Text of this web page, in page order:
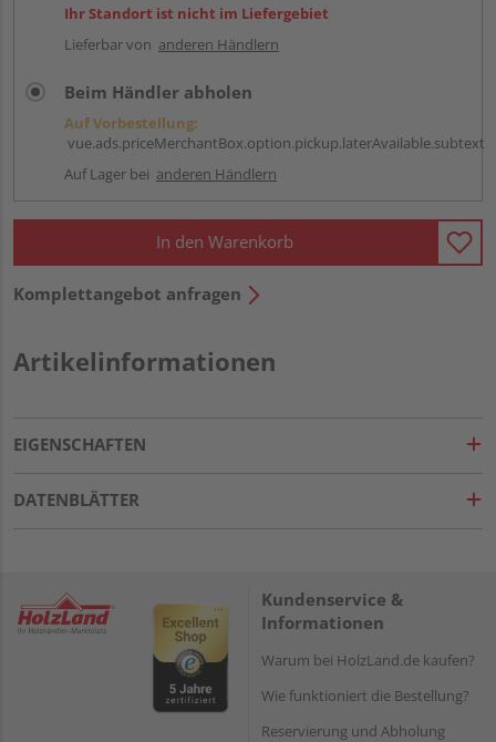
Ihr Standort ist nicht im Liefergebiet
Lieferbar von anderen Händlern
Beim Händler abholen
Auf Vorbestellung:
vue.ads.priceMerchantBox.option.pickup.laterAvailable.subtext
Auf Lager bei anderen Händlern
In den Warenkorb
Komplettangebot anfragen
Artikelinformationen
EIGENSCHAFTEN
DATENBLÄTTER
Kundenservice &
Informationen
Warum bei HolzLand.de kaufen?
Wie funktioniert die Bestellung?
Reservierung und Abholung